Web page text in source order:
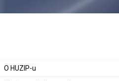
O HUZIP-u